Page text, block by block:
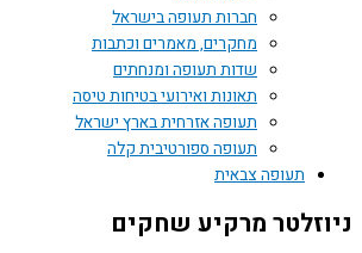
חברות תעופה בישראל
מחקרים, מאמרים וכתבות
שדות תעופה ומנחתים
תאונות ואירועי בטיחות טיסה
תעופה אזרחית בארץ ישראל
תעופה ספורטיבית קלה
תעופה צבאית
ניוזלטר מרקיע שחקים